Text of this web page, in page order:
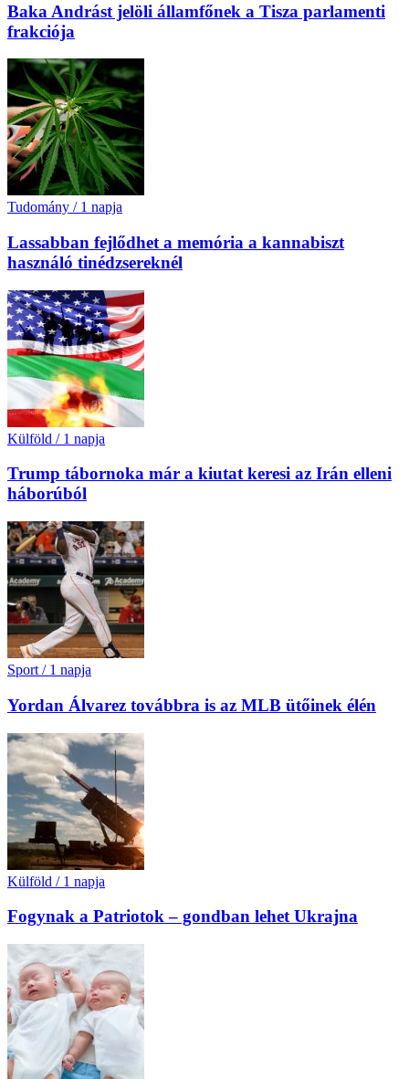
Baka Andrást jelöli államfőnek a Tisza parlamenti
frakciója
Tudomány / 1 napja
Lassabban fejlődhet a memória a kannabiszt
használó tinédzsereknél
Külföld / 1 napja
Trump tábornoka már a kiutat keresi az Irán elleni
háborúból
Sport / 1 napja
Yordan Álvarez továbbra is az MLB ütőinek élén
Külföld / 1 napja
Fogynak a Patriotok – gondban lehet Ukrajna